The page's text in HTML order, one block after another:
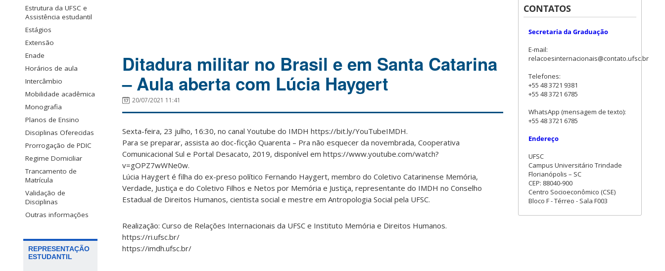
Estrutura da UFSC e
Assistência estudantil
Estágios
Extensão
Enade
Horários de aula
Intercâmbio
Mobilidade acadêmica
Monografia
Planos de Ensino
Disciplinas Oferecidas
Prorrogação de PDIC
Regime Domiciliar
Trancamento de
Matrícula
Validação de
Disciplinas
Outras informações
REPRESENTAÇÃO
ESTUDANTIL
Ditadura militar no Brasil e em Santa Catarina
– Aula aberta com Lúcia Haygert
20/07/2021 11:41
Sexta-feira, 23 julho, 16:30, no canal Youtube do IMDH https://bit.ly/YouTubeIMDH.
Para se preparar, assista ao doc-ficção Quarenta – Pra não esquecer da novembrada, Cooperativa
Comunicacional Sul e Portal Desacato, 2019, disponível em https://www.youtube.com/watch?
v=gOPZ7wWNe0w.
Lúcia Haygert é filha do ex-preso político Fernando Haygert, membro do Coletivo Catarinense Memória,
Verdade, Justiça e do Coletivo Filhos e Netos por Memória e Justiça, representante do IMDH no Conselho
Estadual de Direitos Humanos, cientista social e mestre em Antropologia Social pela UFSC.
Realização: Curso de Relações Internacionais da UFSC e Instituto Memória e Direitos Humanos.
https://ri.ufsc.br/
https://imdh.ufsc.br/
CONTATOS
Secretaria da Graduação
E-mail:
relacoesinternacionais@contato.ufsc.br
Telefones:
+55 48 3721 9381
+55 48 3721 6785
WhatsApp (mensagem de texto):
+55 48 3721 6785
Endereço
UFSC
Campus Universitário Trindade
Florianópolis – SC
CEP: 88040-900
Centro Socioeconômico (CSE)
Bloco F - Térreo - Sala F003